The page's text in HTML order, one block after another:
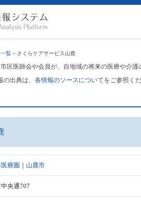
覧 > さくらケアサービス山鹿
区医師会や会員が、自地域の将来の医療や介
の出典は、各情報のソースについてをご参照くだ
療圏 ｜ 山鹿市
央通707